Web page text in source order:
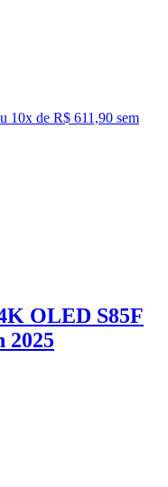
10x de R$ 611,90 sem
OLED S85F
2025